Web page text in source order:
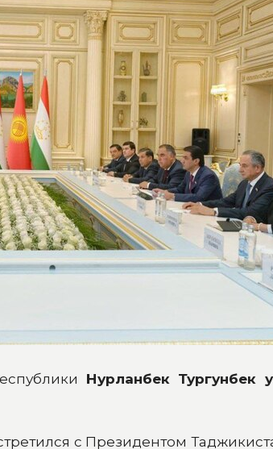
Нурланбек Тургунбек
с Президентом